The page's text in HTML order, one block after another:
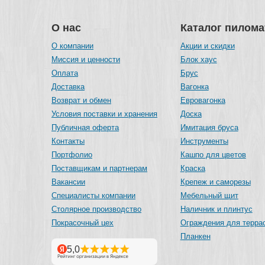
О нас
О компании
Миссия и ценности
Оплата
Доставка
Возврат и обмен
Условия поставки и хранения
Публичная оферта
Контакты
Портфолио
Поставщикам и партнерам
Вакансии
Специалисты компании
Столярное производство
Покрасочный цех
Каталог
Акции и скидки
Блок хаус
Брус
Вагонка
Евровагонка
Доска
Имитация бруса
Инструменты
Кашпо для цветов
Краска
Крепеж и саморезы
Мебельный щит
Наличник и плинтус
Ограждения для
Планкен